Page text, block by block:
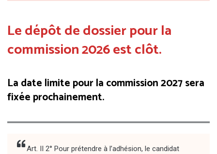
Le dépôt de dossier pour la
commission 2026 est clôt.
La date limite pour la commission 2027 sera
fixée prochainement.
Art. II 2° Pour prétendre à l’adhésion, le candidat